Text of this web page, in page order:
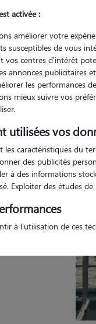
activée :
améliorer votre
susceptibles de vous
vos centres d'intérêt
annonces publicitaires
les performances
mieux suivre vos
utilisées vos
les caractéristiques du
des publicités
à des informations
Exploiter des études
à l'utilisation de ces